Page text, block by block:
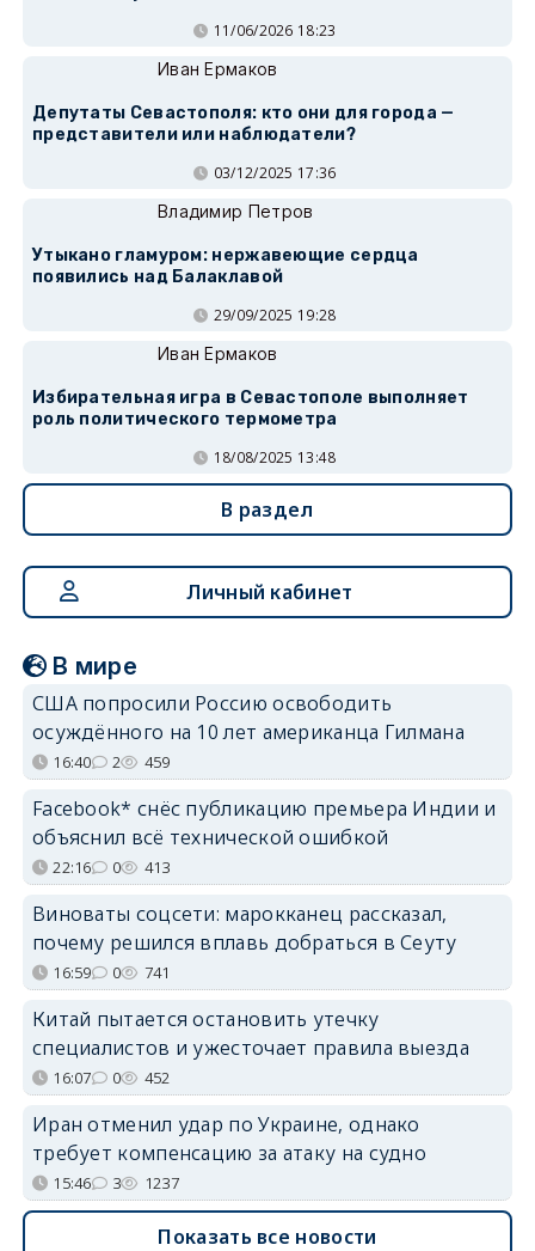
11/06/2026 18:23
Иван Ермаков
Депутаты Севастополя: кто они для города —
представители или наблюдатели?
03/12/2025 17:36
Владимир Петров
Утыкано гламуром: нержавеющие сердца
появились над Балаклавой
29/09/2025 19:28
Иван Ермаков
Избирательная игра в Севастополе выполняет
роль политического термометра
18/08/2025 13:48
В раздел
Личный кабинет
В мире
США попросили Россию освободить
осуждённого на 10 лет американца Гилмана
16:40 2 459
Facebook* снёс публикацию премьера Индии и
объяснил всё технической ошибкой
22:16 0 413
Виноваты соцсети: марокканец рассказал,
почему решился вплавь добраться в Сеуту
16:59 0 741
Китай пытается остановить утечку
специалистов и ужесточает правила выезда
16:07 0 452
Иран отменил удар по Украине, однако
требует компенсацию за атаку на судно
15:46 3 1237
Показать все новости